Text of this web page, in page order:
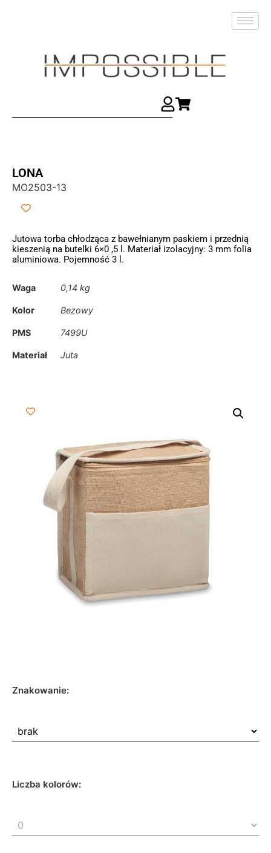
LONA
MO2503-13
Jutowa torba chłodząca z bawełnianym paskiem i przednią
kieszenią na butelki 6×0 ,5 l. Materiał izolacyjny: 3 mm folia
aluminiowa. Pojemność 3 l.
Waga 0,14 kg
Kolor Bezowy
PMS 7499U
Materiał Juta
Znakowanie:
Liczba kolorów: